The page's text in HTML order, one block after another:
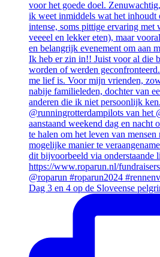
Dag 3 en 4 op de Sloveense